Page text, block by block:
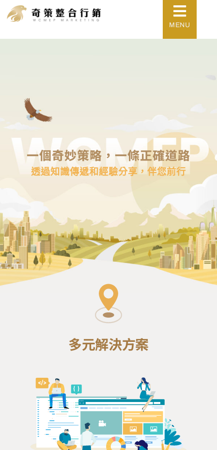
MENU
一個奇妙策略，一條正確道路
透過知識傳遞和經驗分享，伴您前行
多元解決方案